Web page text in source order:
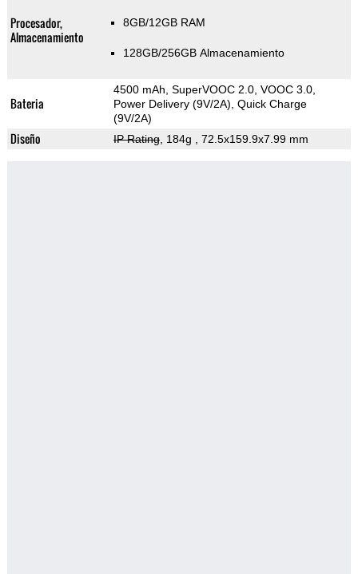
Procesador,
Almacenamiento
8GB/12GB RAM
128GB/256GB Almacenamiento
Bateria
4500 mAh, SuperVOOC 2.0, VOOC 3.0,
Power Delivery (9V/2A), Quick Charge
(9V/2A)
Diseño IP Rating, 184g , 72.5x159.9x7.99 mm